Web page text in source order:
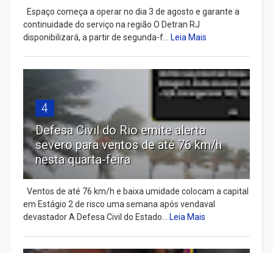
Espaço começa a operar no dia 3 de agosto e garante a
continuidade do serviço na região O Detran RJ
disponibilizará, a partir de segunda-f...
Leia Mais
4
Defesa Civil do Rio emite alerta
severo para ventos de até 76 km/h
nesta quarta-feira
Ventos de até 76 km/h e baixa umidade colocam a capital
em Estágio 2 de risco uma semana após vendaval
devastador A Defesa Civil do Estado...
Leia Mais